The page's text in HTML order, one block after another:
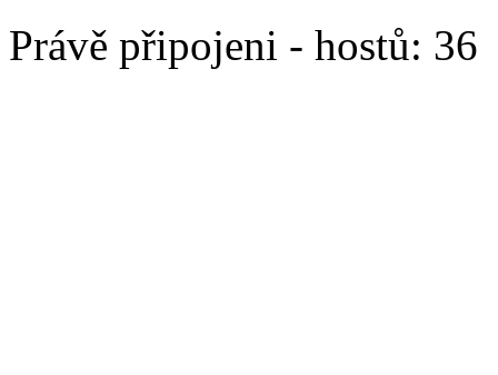
Právě připojeni - hostů: 36